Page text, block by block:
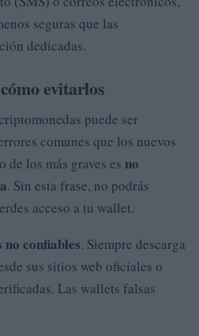
seguras que las
dedicadas.
evitarlos
puede ser
comunes que los nuevos
de los más graves es no
. Sin esta frase, no podrás
acceso a tu wallet.
confiables. Siempre descarga
sus sitios web oficiales o
Las wallets falsas